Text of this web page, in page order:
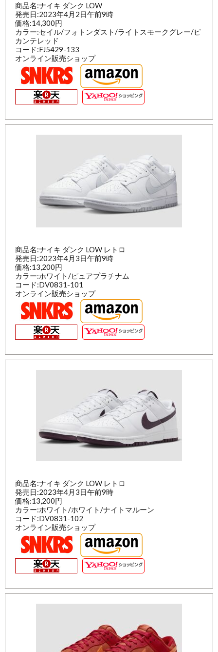
商品名:ナイキ ダンク LOW
発売日:2023年4月2日午前9時
価格:14,300円
カラー:セイル/フォトンダスト/ライトスモークグレー/ピ
カンテレッド
コード:FJ5429-133
オンライン販売ショップ
商品名:ナイキ ダンク LOW レトロ
発売日:2023年4月3日午前9時
価格:13,200円
カラー:ホワイト/ピュアプラチナム
コード:DV0831-101
オンライン販売ショップ
商品名:ナイキ ダンク LOW レトロ
発売日:2023年4月3日午前9時
価格:13,200円
カラー:ホワイト/ホワイト/ナイトマルーン
コード:DV0831-102
オンライン販売ショップ